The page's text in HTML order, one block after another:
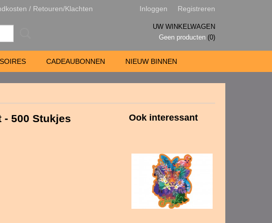
/ Retouren/Klachten Inloggen Registreren
UW WINKELWAGEN
Geen producten (0)
CADEAUBONNEN NIEUW BINNEN
- 500 Stukjes Ook interessant